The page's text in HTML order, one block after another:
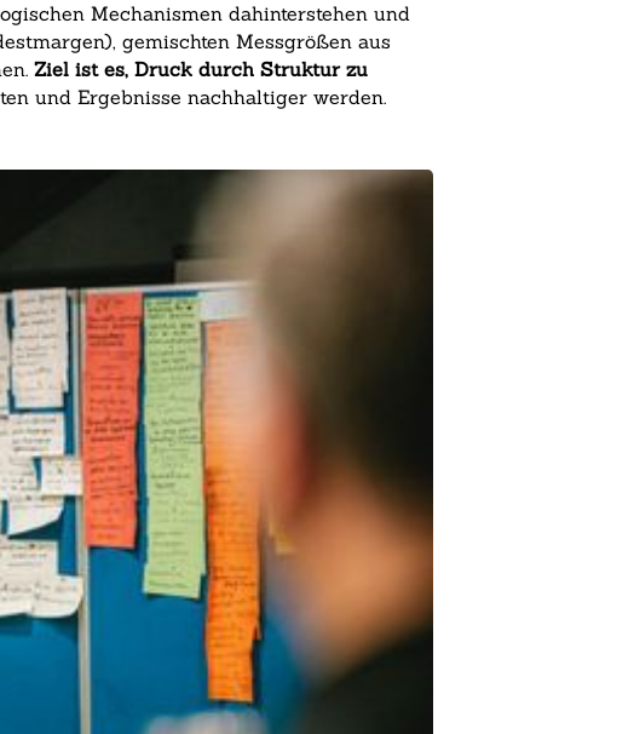
Mechanismen dahinterstehen und
gemischten Messgrößen aus
Ziel ist es, Druck durch Struktur zu
und Ergebnisse nachhaltiger werden.